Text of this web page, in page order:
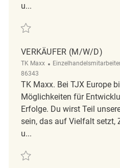
u...
Retten Verkäufer (m/w/d)
VERKÄUFER (M/W/D)
TK Maxx Kategorie
86343
TK Maxx. Bei TJX Europe
Möglichkeiten für
Erfolge. Du wirst Teil
sein, das auf Vielfalt setzt,
u...
Retten Verkäufer (M/W/D)